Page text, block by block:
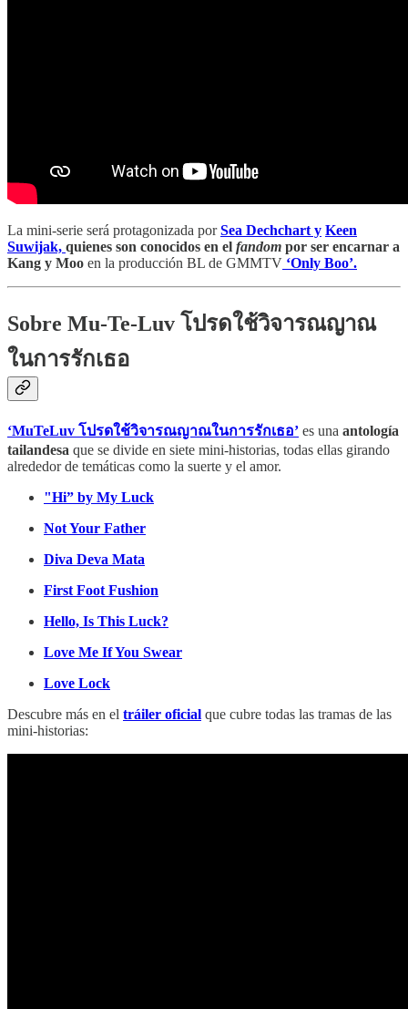
La mini-serie será protagonizada porSea Dechchart y Keen
Suwijak, quienes son conocidos en el fandom por ser encarnar a
Kang y Moo en la producción BL de GMMTV ‘Only Boo’.
Sobre Mu-Te-Luv โปรดใช้วิจารณญาณ
ในการรักเธอ
‘MuTeLuv โปรดใช้วิจารณญาณในการรักเธอ’ es una antología
tailandesa que se divide en siete mini-historias, todas ellas girando
alrededor de temáticas como la suerte y el amor.
"Hi” by My Luck
Not Your Father
Diva Deva Mata
First Foot Fushion
Hello, Is This Luck?
Love Me If You Swear
Love Lock
Descubre más en el tráiler oficial que cubre todas las tramas de las
mini-historias: